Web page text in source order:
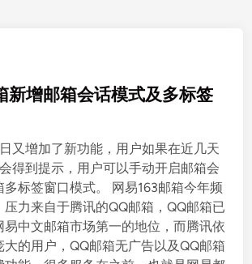
新增邮箱会话模式及多标签
又增加了新功能，用户如果在近几天
得到提示，用户可以手动开启邮箱会
标签窗口模式。 网易163邮箱今年频
力来自于腾讯的QQ邮箱，QQ邮箱已
易中文邮箱市场第一的地位，而腾讯依
的用户，QQ邮箱无广告以及QQ邮箱